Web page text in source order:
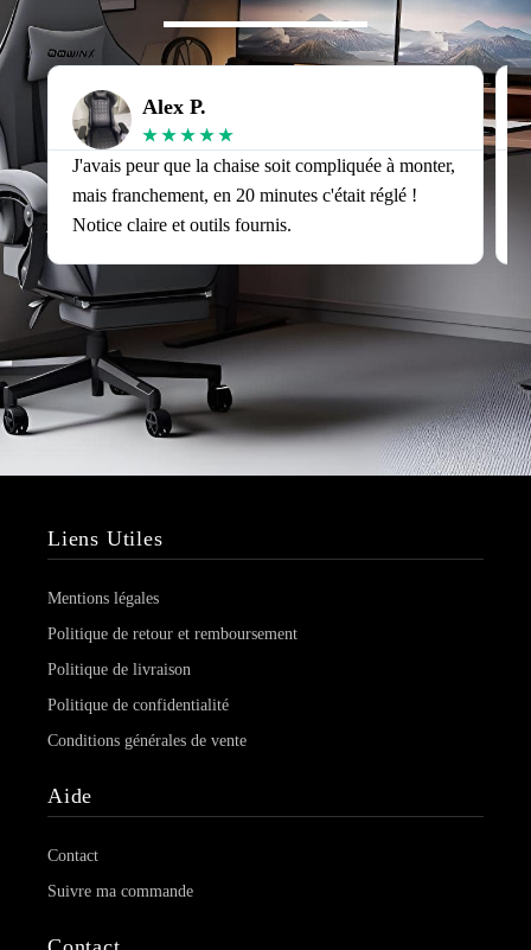
Alex P.
★ ★ ★ ★ ★
J'avais peur que la chaise soit compliquée à monter,
mais franchement, en 20 minutes c'était réglé !
Notice claire et outils fournis.
Liens Utiles
Mentions légales
Politique de retour et remboursement
Politique de livraison
Politique de confidentialité
Conditions générales de vente
Aide
Contact
Suivre ma commande